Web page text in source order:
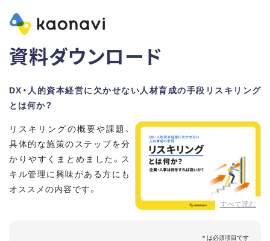
資料ダウンロード
DX・人的資本経営に欠かせない人材育成の手段リスキリング
とは何か？
すべて読む
リスキリングの概要や課題、
具体的な施策のステップを分
かりやすくまとめました。ス
キル管理に興味がある方にも
オススメの内容です。